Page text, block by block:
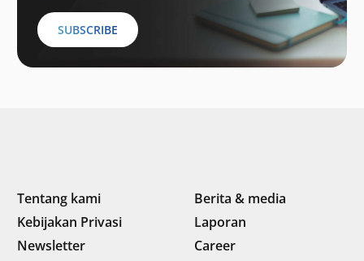
SUBSCRIBE
Tentang kami
Berita & media
Kebijakan Privasi
Laporan
Newsletter
Career